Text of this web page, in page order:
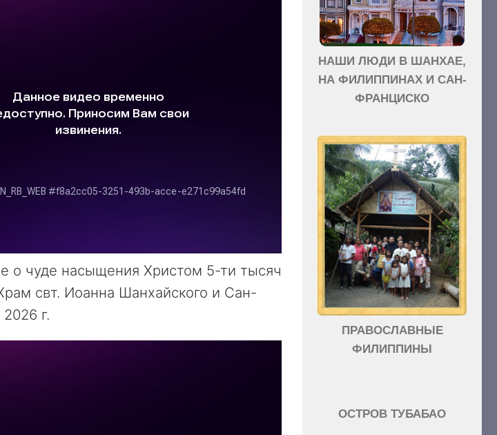
о чуде насыщения Христом 5-ти тысяч
свт. Иоанна Шанхайского и Сан-
г.
НАШИ ЛЮДИ В ШАНХАЕ,
НА ФИЛИППИНАХ И САН-
ФРАНЦИСКО
ПРАВОСЛАВНЫЕ
ФИЛИППИНЫ
ОСТРОВ ТУБАБАО